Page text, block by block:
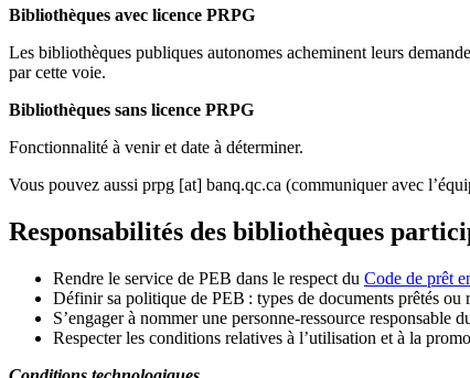
Bibliothèques avec licence PRPG
Les bibliothèques publiques autonomes acheminent leurs
par cette voie.
Bibliothèques sans licence PRPG
Fonctionnalité à venir et date à déterminer.
Vous pouvez aussi prpg [at] banq.qc.ca (communiquer avec
Responsabilités des bibliothèques
Rendre le service de PEB dans le respect du Code de prêt
Définir sa politique de PEB : types de documents prêtés
S’engager à nommer une personne-ressource responsable
Respecter les conditions relatives à l’utilisation et à la